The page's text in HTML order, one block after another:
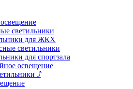
светильники
для ЖКХ
светильники
для спортзала
освещение
⤴